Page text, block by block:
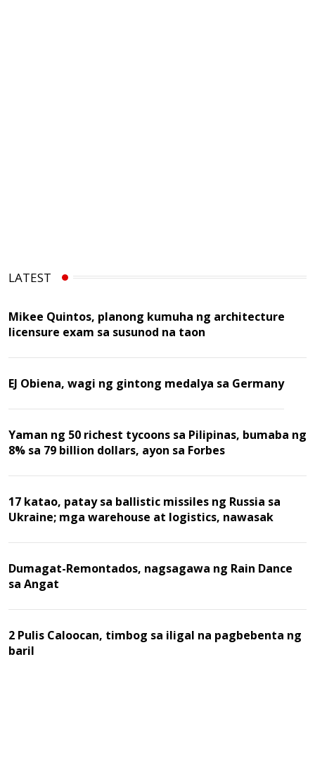
LATEST
Mikee Quintos, planong kumuha ng architecture
licensure exam sa susunod na taon
EJ Obiena, wagi ng gintong medalya sa Germany
Yaman ng 50 richest tycoons sa Pilipinas, bumaba ng
8% sa 79 billion dollars, ayon sa Forbes
17 katao, patay sa ballistic missiles ng Russia sa
Ukraine; mga warehouse at logistics, nawasak
Dumagat-Remontados, nagsagawa ng Rain Dance
sa Angat
2 Pulis Caloocan, timbog sa iligal na pagbebenta ng
baril